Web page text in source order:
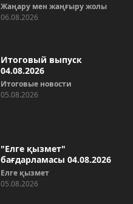
Жаңару мен жаңғыру жолы
06.08.2026
Итоговый выпуск
04.08.2026
Итоговые новости
05.08.2026
"Елге қызмет"
бағдарламасы 04.08.2026
Елге қызмет
05.08.2026